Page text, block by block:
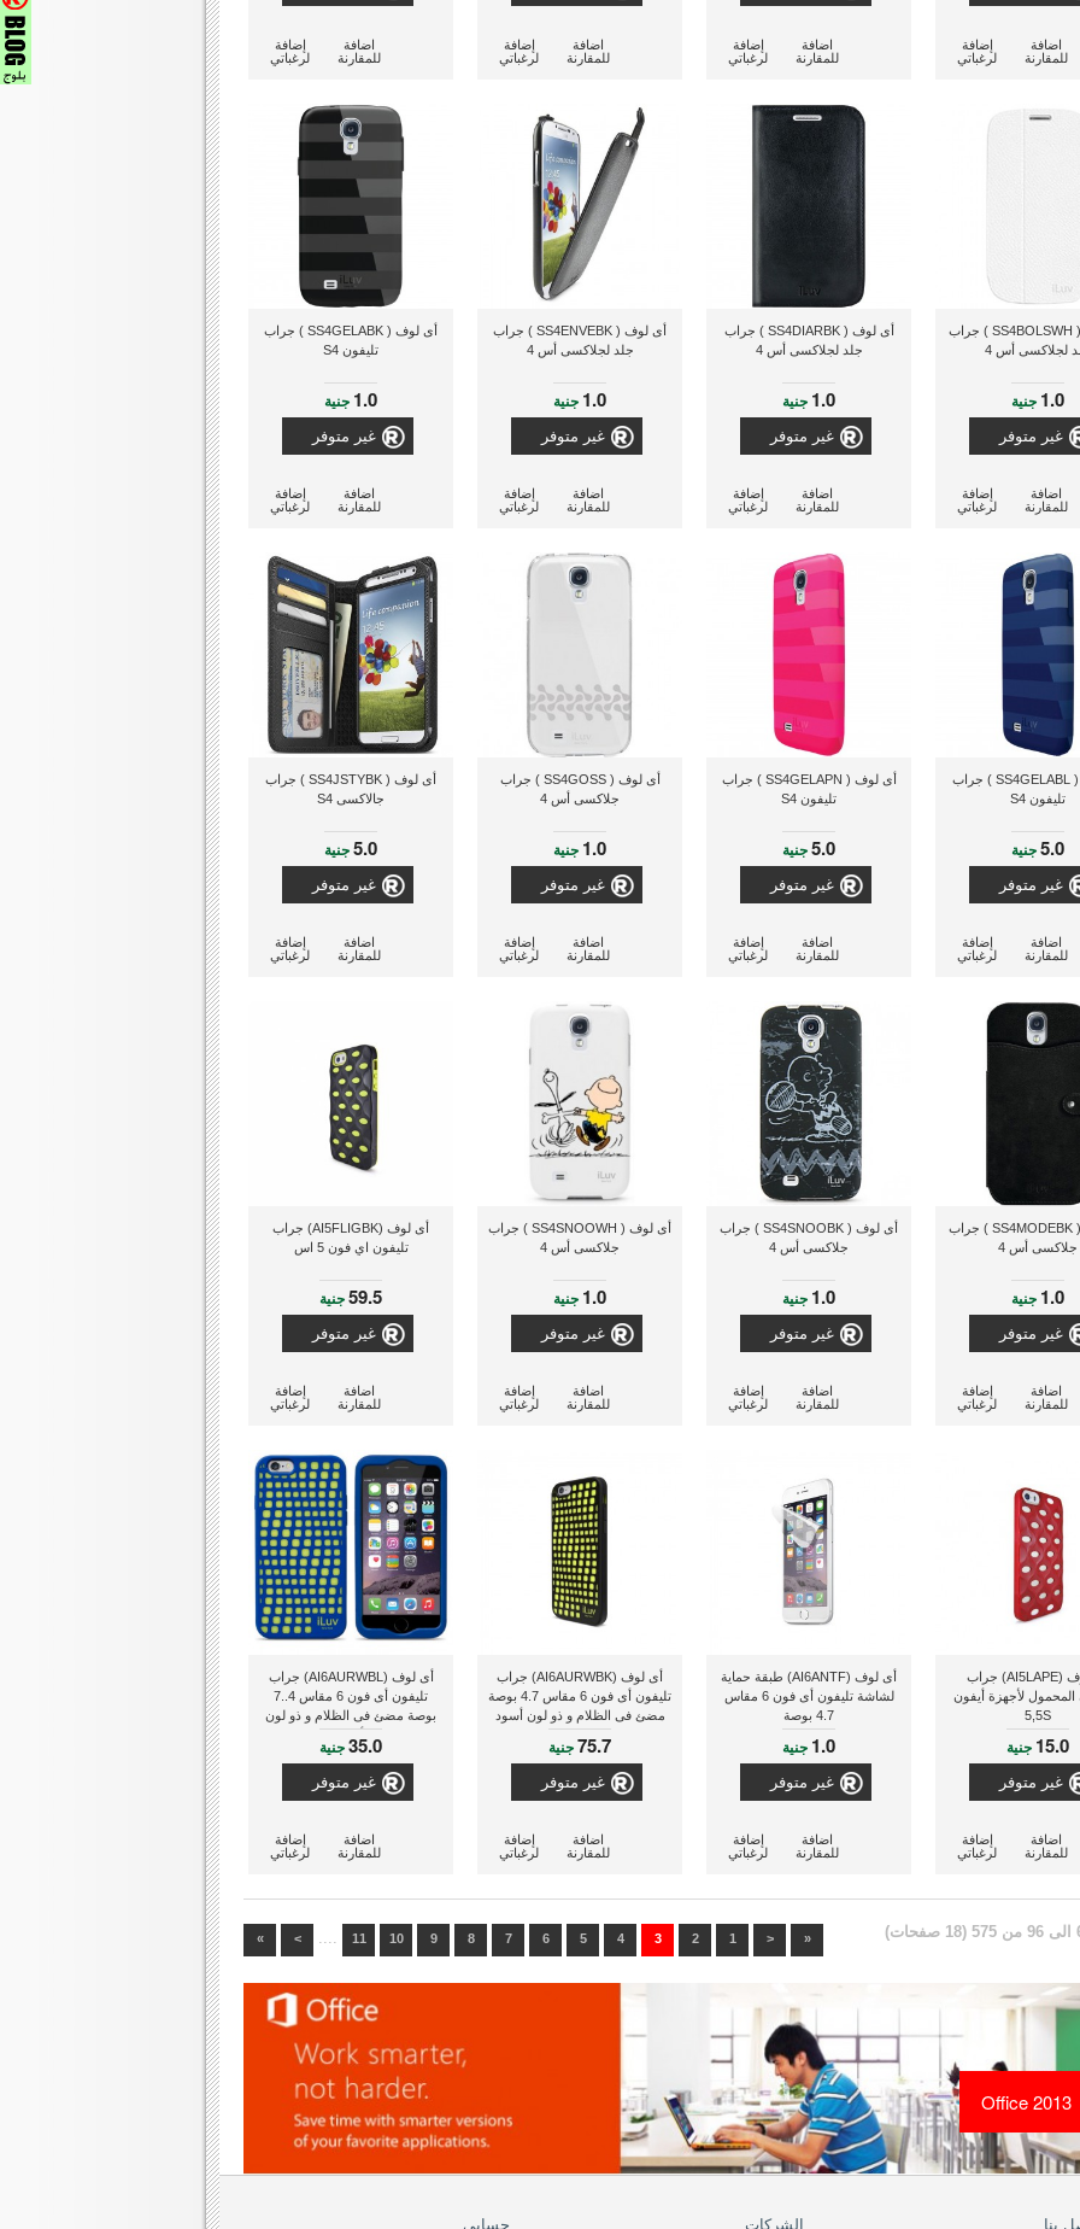
إضافة
لرغباتي
اضافة
للمقارنة
إضافة
لرغباتي
اضافة
للمقارنة
إضافة
لرغباتي
اضافة
للمقارنة
إضافة
لرغباتي
اضافة
للمقارنة
أى لوف ( SS4BOLSWH ) جراب
لجلاكسى أس 4
1.0 جنية
غير متوفر
إضافة
لرغباتي
اضافة
للمقارنة
أى لوف ( SS4DIARBK ) جراب
جلد لجلاكسى أس 4
1.0 جنية
غير متوفر
إضافة
لرغباتي
اضافة
للمقارنة
أى لوف ( SS4ENVEBK ) جراب
جلد لجلاكسى أس 4
1.0 جنية
غير متوفر
إضافة
لرغباتي
اضافة
للمقارنة
أى لوف ( SS4GELABK ) جراب
تليفون S4
1.0 جنية
غير متوفر
إضافة
لرغباتي
اضافة
للمقارنة
أى لوف ( SS4GELABL ) جراب
تليفون S4
5.0جنية
غير متوفر
إضافة
لرغباتي
اضافة
للمقارنة
أى لوف ( SS4GELAPN ) جراب
تليفون S4
5.0جنية
غير متوفر
إضافة
لرغباتي
اضافة
للمقارنة
أى لوف ( SS4GOSS ) جراب
جلاكسى أس 4
1.0 جنية
غير متوفر
إضافة
لرغباتي
اضافة
للمقارنة
أى لوف ( SS4JSTYBK ) جراب
جالاكسى S4
5.0جنية
غير متوفر
إضافة
لرغباتي
اضافة
للمقارنة
أى لوف ( SS4MODEBK ) جراب
جلاكسى أس 4
1.0 جنية
غير متوفر
إضافة
لرغباتي
اضافة
للمقارنة
أى لوف ( SS4SNOOBK ) جراب
جلاكسى أس 4
1.0 جنية
غير متوفر
إضافة
لرغباتي
اضافة
للمقارنة
أى لوف ( SS4SNOOWH ) جراب
جلاكسى أس 4
1.0 جنية
غير متوفر
إضافة
لرغباتي
اضافة
للمقارنة
أى لوف (AI5FLIGBK) جراب
تليفون اي فون 5 اس
59.5جنية
غير متوفر
إضافة
لرغباتي
اضافة
للمقارنة
أى لوف (AI5LAPE) جراب
المحمول لأجهزة أيفون
5,5S
15.0 جنية
غير متوفر
إضافة
لرغباتي
اضافة
للمقارنة
أى لوف (AI6ANTF) طبقة حماية
لشاشة تليفون أى فون 6 مقاس
4.7 بوصة
1.0 جنية
غير متوفر
إضافة
لرغباتي
اضافة
للمقارنة
أى لوف (AI6AURWBK) جراب
تليفون أى فون 6 مقاس 4.7 بوصة
مضئ فى الظلام و ذو لون أسود
75.7جنية
غير متوفر
إضافة
لرغباتي
اضافة
للمقارنة
أى لوف (AI6AURWBL) جراب
تليفون أى فون 6 مقاس 4..7
بوصة مضئ فى الظلام و ذو لون
أزرق35.0جنية
غير متوفر
إضافة
لرغباتي
اضافة
للمقارنة
«
<
1
2
3
4
5
6
7
8
9
10
11
....
>
»
Office 2013
بنا الشركات حسابي